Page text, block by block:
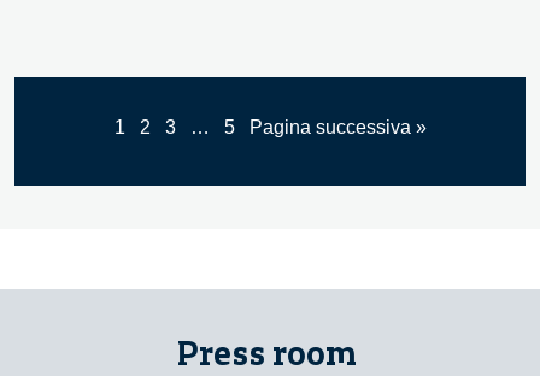
1 2 3 … 5 Pagina successiva »
Press room